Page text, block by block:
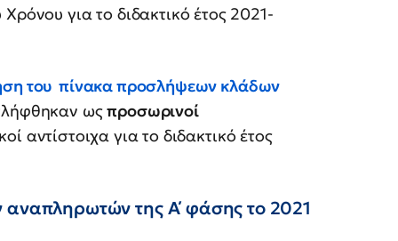
για το διδακτικό έτος 2021-
του πίνακα προσλήψεων κλάδων
ωςπροσωρινοί
αντίστοιχα για το διδακτικό έτος
της Α΄ φάσης το 2021